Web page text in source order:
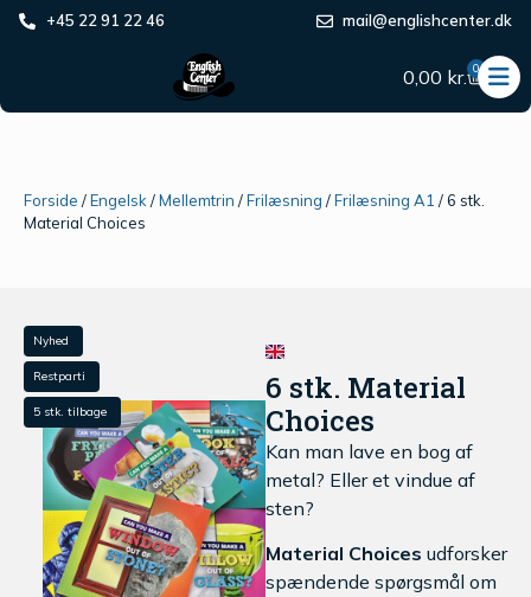
+45 22 91 22 46 mail@englishcenter.dk
0,00 kr. 0
Forside /Engelsk /Mellemtrin /Frilæsning /Frilæsning A1 / 6 stk.
Material Choices
Nyhed
Restparti
5 stk. tilbage
6 stk. Material
Choices
Kan man lave en bog af
metal? Elleret vindue af
sten?
Material Choices udforsker
spændende spørgsmål om